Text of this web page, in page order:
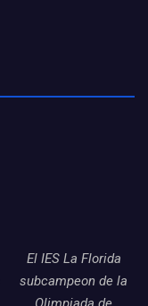
El IES La Florida
subcampeon de la